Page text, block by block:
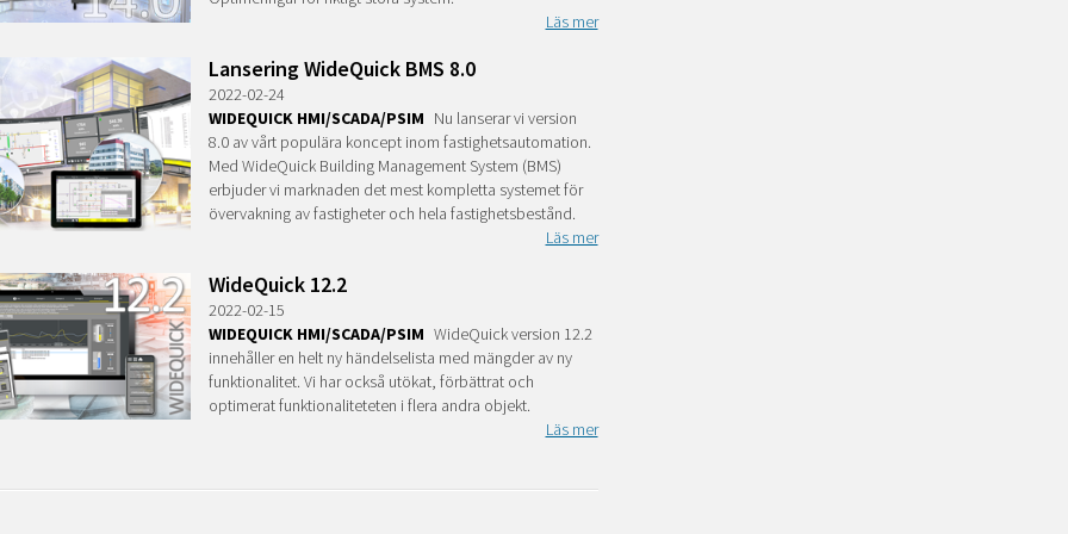
Läs mer
Lansering WideQuick BMS 8.0
2022-02-24
WIDEQUICK HMI/SCADA/PSIM Nu lanserar vi version
8.0 av vårt populära koncept inom fastighetsautomation.
Med WideQuick Building Management System (BMS)
erbjuder vi marknaden det mest kompletta systemet för
övervakning av fastigheter och hela fastighetsbestånd.
Läs mer
WideQuick 12.2
2022-02-15
WIDEQUICK HMI/SCADA/PSIM WideQuick version 12.2
innehåller en helt ny händelselista med mängder av ny
funktionalitet. Vi har också utökat, förbättrat och
optimerat funktionaliteteten i flera andra objekt.
Läs mer